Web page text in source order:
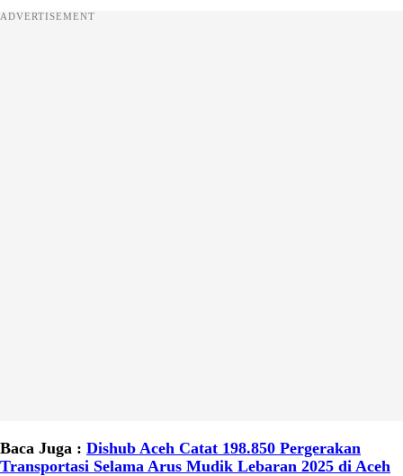
ADVERTISEMENT
Baca Juga : Dishub Aceh Catat 198.850 Pergerakan
Transportasi Selama Arus Mudik Lebaran 2025 di Aceh